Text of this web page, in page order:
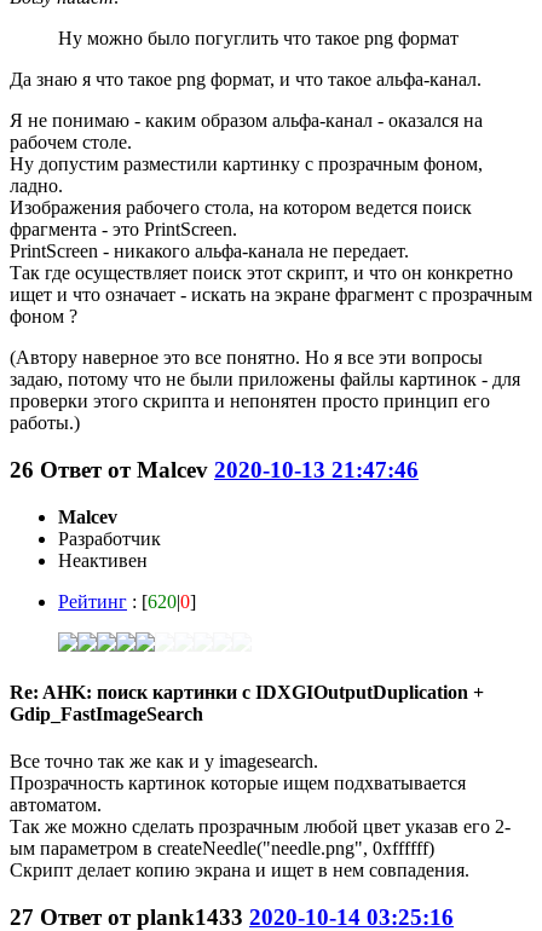
Ну можно было погуглить что такое png формат
Да знаю я что такое png формат, и что такое альфа-канал.
Я не понимаю - каким образом альфа-канал - оказался на
рабочем столе.
Ну допустим разместили картинку с прозрачным фоном,
ладно.
Изображения рабочего стола, на котором ведется поиск
фрагмента - это PrintScreen.
PrintScreen - никакого альфа-канала не передает.
Так где осуществляет поиск этот скрипт, и что он конкретно
ищет и что означает - искать на экране фрагмент с прозрачным
фоном ?
(Автору наверное это все понятно. Но я все эти вопросы
задаю, потому что не были приложены файлы картинок - для
проверки этого скрипта и непонятен просто принцип его
работы.)
26 Ответ отMalcev 2020-10-13 21:47:46
Malcev
Разработчик
Неактивен
Рейтинг : [620|0]
Re: AHK: поиск картинки с IDXGIOutputDuplication +
Gdip_FastImageSearch
Все точно так же как и у imagesearch.
Прозрачность картинок которые ищем подхватывается
автоматом.
Так же можно сделать прозрачным любой цвет указав его 2-
ым параметром в createNeedle("needle.png", 0xffffff)
Скрипт делает копию экрана и ищет в нем совпадения.
27 Ответ отplank1433 2020-10-14 03:25:16